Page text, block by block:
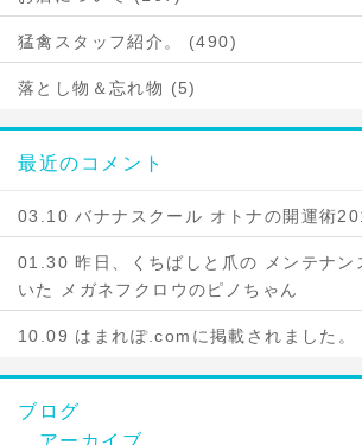
猛禽スタッフ紹介。 (490)
落とし物＆忘れ物 (5)
最近のコメント
03.10 バナナスクール オトナの開運術
01.30 昨日、くちばしと爪の メンテナン
いた メガネフクロウのピノちゃん
10.09 はまれぽ.comに掲載されました。
ブログ
アーカイブ